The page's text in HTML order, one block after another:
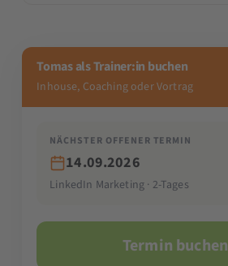
Tomas als Trainer:in buchen
Inhouse, Coaching oder Vortrag
NÄCHSTER OFFENER TERMIN
14.09.2026
LinkedIn Marketing · 2-Tages
Termin buchen